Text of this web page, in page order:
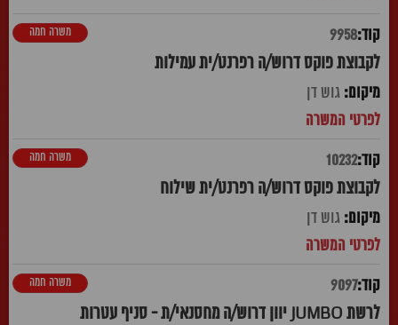
9958
לקבוצת פוקס דרוש/ה רפרנט/ית עמילות
משרה חמה
גוש דן
10232
לקבוצת פוקס דרוש/ה רפרנט/ית שילוח
משרה חמה
גוש דן
9097
לרשת JUMBO יוון דרוש/ה מחסנאי/ת - סניף עטרות
משרה חמה